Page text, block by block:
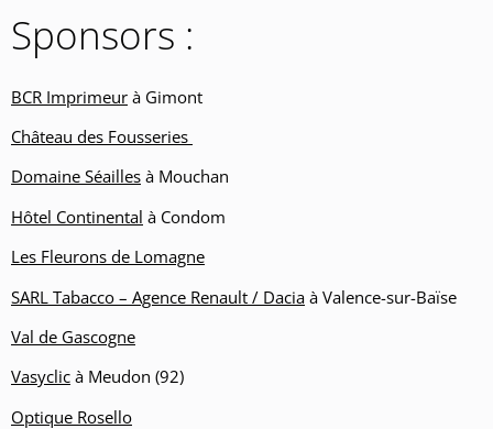
Sponsors :
BCR Imprimeur à Gimont
Château des Fousseries
Domaine Séailles à Mouchan
Hôtel Continental à Condom
Les Fleurons de Lomagne
SARL Tabacco – Agence Renault / Dacia à Valence-sur-Baïse
Val de Gascogne
Vasyclic à Meudon (92)
Optique Rosello